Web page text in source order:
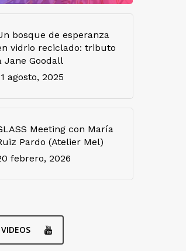
bosque de esperanza
vidrio reciclado: tributo
Jane Goodall
agosto, 2025
Meeting con María
Pardo (Atelier Mel)
febrero, 2026